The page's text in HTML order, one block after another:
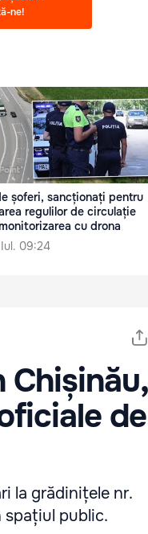
ne!
șoferi, sancționați pentru
regulilor de circulație
cu drona
Iul. 09:24
de
la grădinițele nr.
spațiul public.